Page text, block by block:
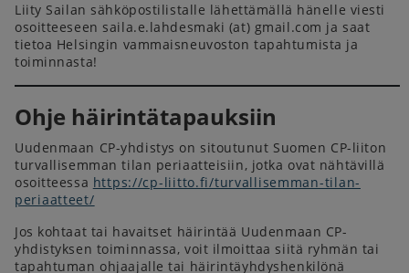
Liity Sailan sähköpostilistalle lähettämällä hänelle viesti
osoitteeseen saila.e.lahdesmaki (at) gmail.com ja saat
tietoa Helsingin vammaisneuvoston tapahtumista ja
toiminnasta!
Ohje häirintätapauksiin
Uudenmaan CP-yhdistys on sitoutunut Suomen CP-liiton
turvallisemman tilan periaatteisiin, jotka ovat nähtävillä
osoitteessa https://cp-liitto.fi/turvallisemman-tilan-
periaatteet/
Jos kohtaat tai havaitset häirintää Uudenmaan CP-
yhdistyksen toiminnassa, voit ilmoittaa siitä ryhmän tai
tapahtuman ohjaajalle tai häirintäyhdyshenkilönä